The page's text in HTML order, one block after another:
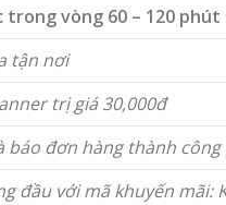
trong vòng 60 – 120 phút
tận nơi
trị giá 30,000đ
báo đơn hàng thành công
đầu với mã khuyến mãi: